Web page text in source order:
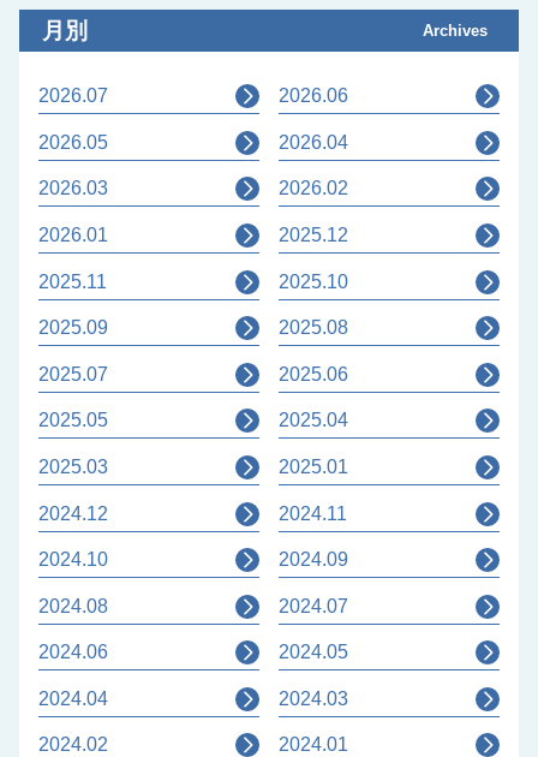
月別 Archives
2026.07 2026.06
2026.05 2026.04
2026.03 2026.02
2026.01 2025.12
2025.11 2025.10
2025.09 2025.08
2025.07 2025.06
2025.05 2025.04
2025.03 2025.01
2024.12 2024.11
2024.10 2024.09
2024.08 2024.07
2024.06 2024.05
2024.04 2024.03
2024.02 2024.01